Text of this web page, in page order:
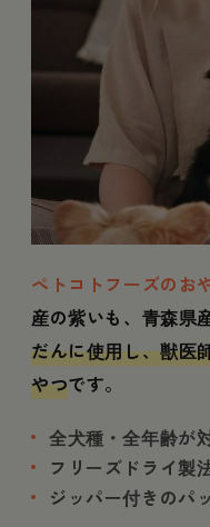
ペトコトフーズのお
産の紫いも、青森県
だんに使用し、獣医
やつです。
全犬種・全年齢が
フリーズドライ製
ジッパー付きのパ